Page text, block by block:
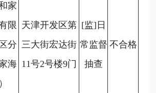
家
限
分
海
天津开发区第
三大街宏达街
11号2号楼9门
[监]日
常监督
抽查
不合格